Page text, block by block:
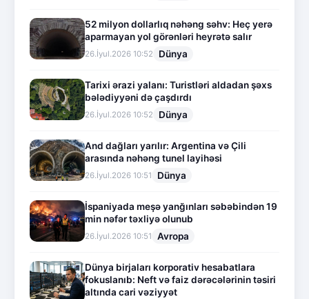
52 milyon dollarlıq nəhəng səhv: Heç yerə
aparmayan yol görənləri heyrətə salır
26.İyul.2026 10:52 Dünya
Tarixi ərazi yalanı: Turistləri aldadan şəxs
bələdiyyəni də çaşdırdı
26.İyul.2026 10:52 Dünya
And dağları yarılır: Argentina və Çili
arasında nəhəng tunel layihəsi
26.İyul.2026 10:51 Dünya
İspaniyada meşə yanğınları səbəbindən 19
min nəfər təxliyə olunub
26.İyul.2026 10:51 Avropa
Dünya birjaları korporativ hesabatlara
fokuslanıb: Neft və faiz dərəcələrinin təsiri
altında cari vəziyyət